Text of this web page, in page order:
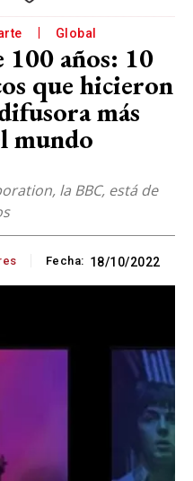
Global
100 años: 10
que hicieron
más
mundo
la BBC, está de
Fecha: 18/10/2022